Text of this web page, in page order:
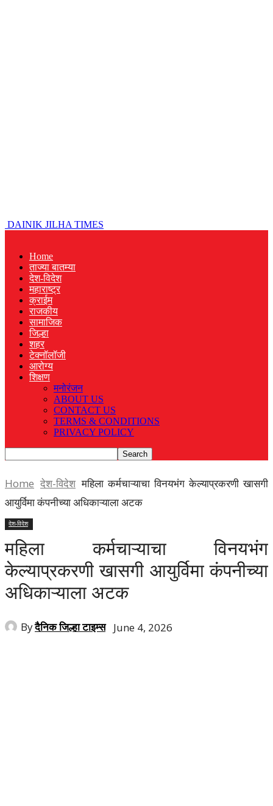
DAINIK JILHA TIMES
Home
ताज्या बातम्या
देश-विदेश
महाराष्ट्र
क्राईम
राजकीय
सामाजिक
जिल्हा
शहर
टेक्नॉलॉजी
आरोग्य
शिक्षण
मनोरंजन
ABOUT US
CONTACT US
TERMS & CONDITIONS
PRIVACY POLICY
Home देश-विदेश महिला कर्मचाऱ्याचा विनयभंग केल्याप्रकरणी खासगी
आयुर्विमा कंपनीच्या अधिकाऱ्याला अटक
देश-विदेश
महिला कर्मचाऱ्याचा विनयभंग
केल्याप्रकरणी खासगी आयुर्विमा कंपनीच्या
अधिकाऱ्याला अटक
Byदैनिक जिल्हा टाइम्स June 4, 2026